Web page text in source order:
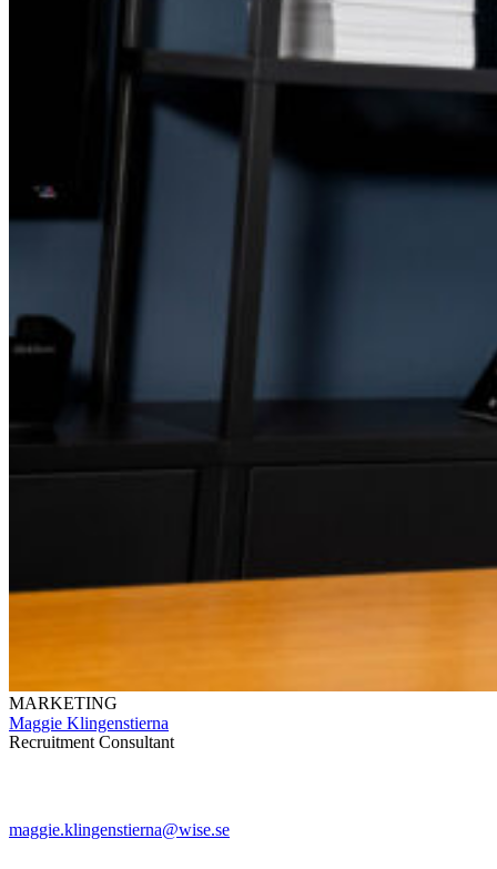
MARKETING
Maggie Klingenstierna
Recruitment Consultant
maggie.klingenstierna@wise.se